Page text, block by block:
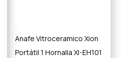
Anafe Vitroceramico Xion
Portátil 1 Hornalla XI-EH101